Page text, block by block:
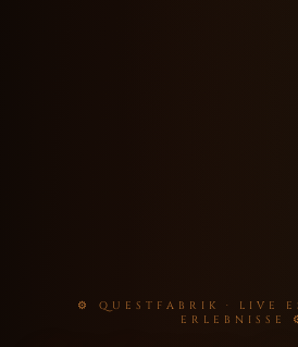
⚙ QUESTFABRIK · LIVE
ERLEBNISSE